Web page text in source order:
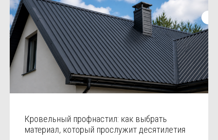
Кровельный профнастил: как выбрать
материал, который прослужит десятилетия